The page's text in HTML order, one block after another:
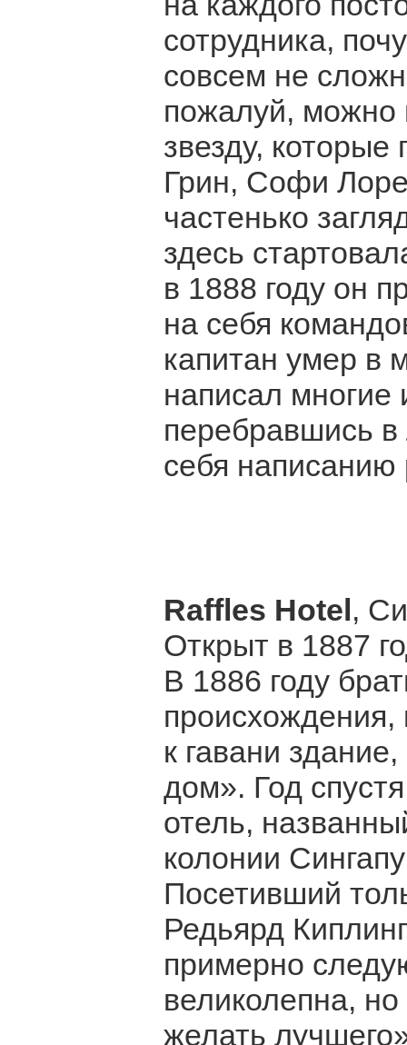
сотрудника,
совсем не
пожалуй, можно
звезду,
Грин, Софи
частенько
здесь
в 1888 году он
на себя
капитан умер в
написал многие
перебравшись
себя написанию
Raffles Hotel,
Открыт в 1887
В 1886 году
к гавани
дом». Год
отель,
колонии
Посетивший
Редьярд
примерно
великолепна,
желать